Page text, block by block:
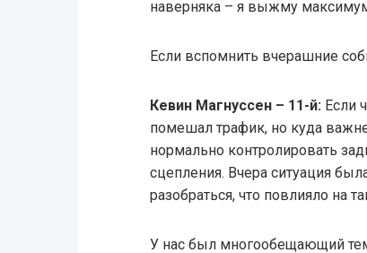
наверняка – я выжму
Если вспомнить вчерашние
Кевин Магнуссен – 11-й:Если
помешал трафик, но куда
нормально контролировать
сцепления. Вчера ситуация
разобраться, что повлияло на
У нас был многообещающий